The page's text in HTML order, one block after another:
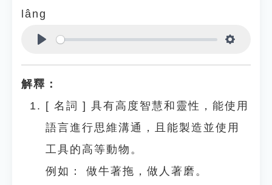
lâng
解釋：
[ 名詞 ] 具有高度智慧和靈性，能使用
語言進行思維溝通，且能製造並使用
工具的高等動物。
例如：
做牛著拖，做人著磨。